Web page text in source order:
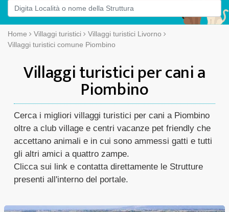
Home Villaggi turistici
Villaggi turistici Livorno
Villaggi turistici comune Piombino
Villaggi turistici per cani a
Piombino
Cerca i migliori villaggi turistici per cani a Piombino
oltre a club village e centri vacanze pet friendly che
accettano animali e in cui sono ammessi gatti e tutti
gli altri amici a quattro zampe.
Clicca sui link e contatta direttamente le Strutture
presenti all'interno del portale.